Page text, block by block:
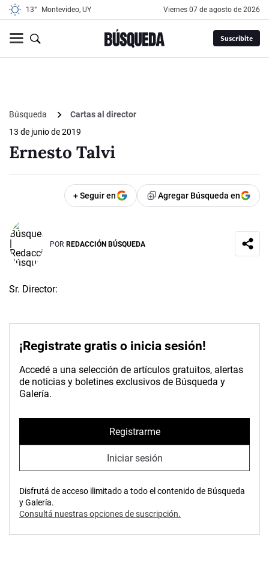
13° Montevideo, UY viernes 07 de agosto de 2026
Suscribite
Búsqueda
Cartas al director
13 de junio de 2019
Ernesto Talvi
+ Seguir en Agregar Búsqueda en
POR REDACCIÓN BÚSQUEDA
Sr. Director:
¡Registrate gratis o inicia sesión!
Accedé a una selección de artículos gratuitos, alertas
de noticias y boletines exclusivos de Búsqueda y
Galería.
Registrarme
Iniciar sesión
Disfrutá de acceso ilimitado a todo el contenido de Búsqueda
y Galería.
Consultá nuestras opciones de suscripción.